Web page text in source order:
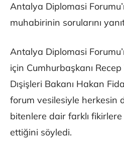
Antalya Diplomasi
muhabirinin sorularını
Antalya Diplomasi
için Cumhurbaşkanı
Dışişleri Bakanı Hakan
forum vesilesiyle herkesin
bitenlere dair farklı fikirlere
ettiğini söyledi.